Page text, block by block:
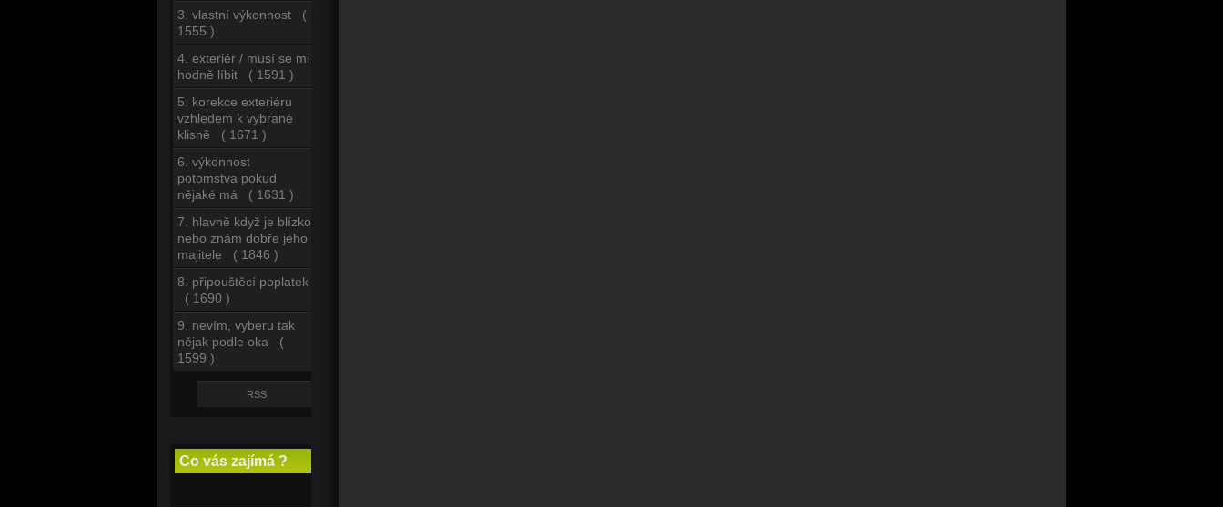
3. vlastní výkonnost (
1555 )
4. exteriér / musí se mi
hodně líbit ( 1591 )
5. korekce exteriéru
vzhledem k vybrané
klisně ( 1671 )
6. výkonnost
potomstva pokud
nějaké má ( 1631 )
7. hlavně když je blízko
nebo znám dobře jeho
majitele ( 1846 )
8. připouštěcí poplatek
( 1690 )
9. nevím, vyberu tak
nějak podle oka (
1599 )
RSS
Co vás zajímá ?